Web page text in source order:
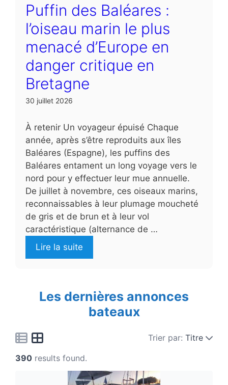
Puffin des Baléares :
l’oiseau marin le plus
menacé d’Europe en
danger critique en
Bretagne
30 juillet 2026
À retenir Un voyageur épuisé Chaque
année, après s’être reproduits aux îles
Baléares (Espagne), les puffins des
Baléares entament un long voyage vers le
nord pour y effectuer leur mue annuelle.
De juillet à novembre, ces oiseaux marins,
reconnaissables à leur plumage moucheté
de gris et de brun et à leur vol
caractéristique (alternance de …
Lire la suite
Les dernières annonces
bateaux
Trier par: Titre
390 results found.